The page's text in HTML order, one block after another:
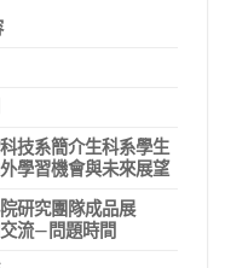
技系簡介生科系學生
學習機會與未來展望
研究團隊成品展
流— 問題時間